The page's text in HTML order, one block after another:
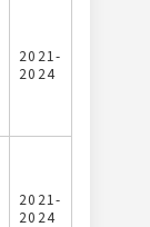
2021-
2024
2021-
2024